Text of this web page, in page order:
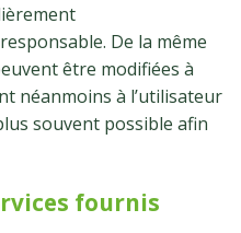
De la même
être modifiées à
néanmoins à l’utilisateur
souvent possible afin
fournis